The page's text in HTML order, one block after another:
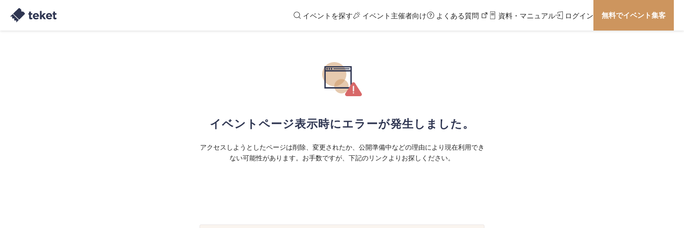
イベントを探す イベント主催者向け よくある質問 資料・マニュアル ログイン 無料でイベント集客
イベントページ表示時にエラーが発生しました。
アクセスしようとしたページは削除、変更されたか、公開準備中などの理由により現在利用でき
ない可能性があります。お手数ですが、下記のリンクよりお探しください。